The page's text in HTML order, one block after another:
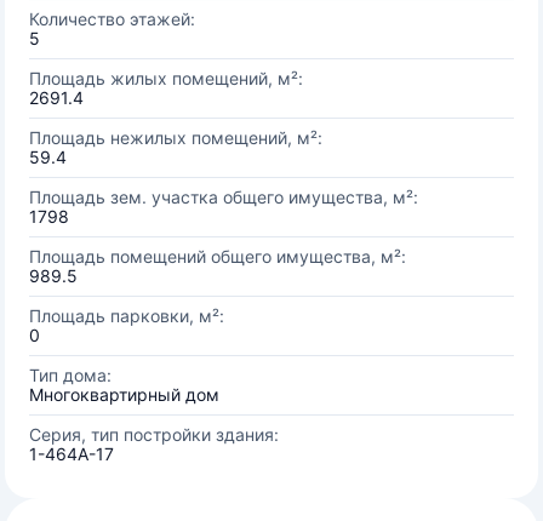
Количество этажей:
5
Площадь жилых помещений, м²:
2691.4
Площадь нежилых помещений, м²:
59.4
Площадь зем. участка общего имущества, м²:
1798
Площадь помещений общего имущества, м²:
989.5
Площадь парковки, м²:
0
Тип дома:
Многоквартирный дом
Серия, тип постройки здания:
1-464А-17